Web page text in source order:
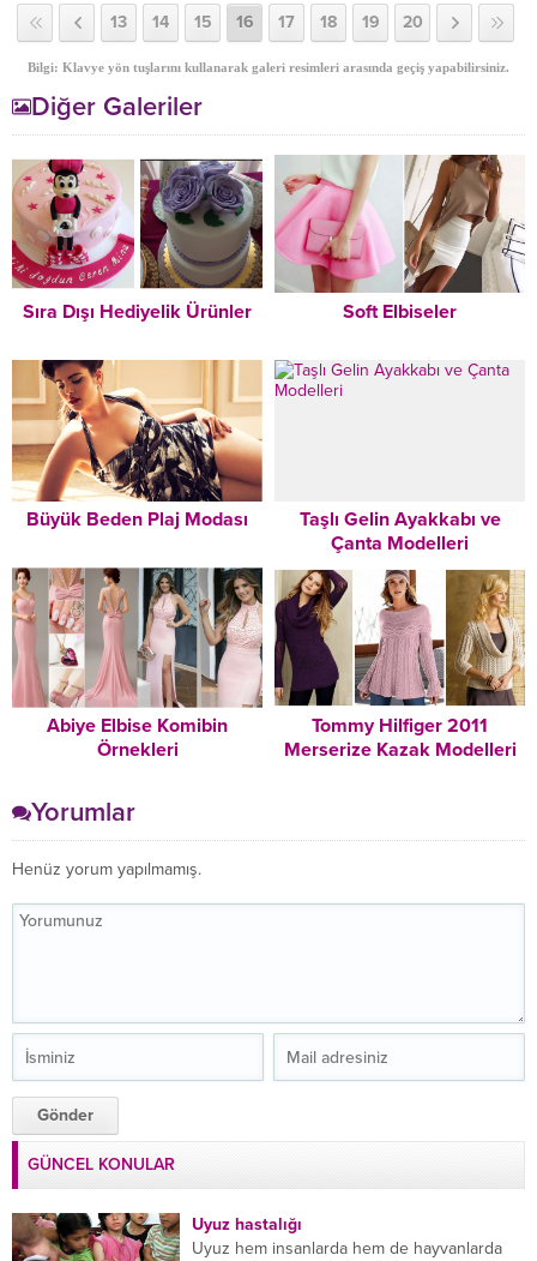
13 14 15 16 17 18 19 20
Bilgi: Klavye yön tuşlarını kullanarak galeri resimleri arasında geçiş yapabilirsiniz.
Diğer Galeriler
Sıra Dışı Hediyelik Ürünler Soft Elbiseler
Büyük Beden Plaj Modası
Taşlı Gelin Ayakkabı ve
Çanta Modelleri
Abiye Elbise Komibin
Örnekleri
Tommy Hilfiger 2011
Merserize Kazak Modelleri
Yorumlar
Henüz yorum yapılmamış.
GÜNCEL KONULAR
Uyuz hastalığı
Uyuz hem insanlarda hem de hayvanlarda